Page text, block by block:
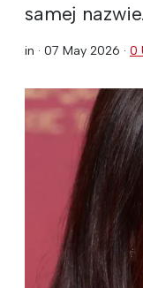
samej nazwie.
in · 07 May 2026 · 0